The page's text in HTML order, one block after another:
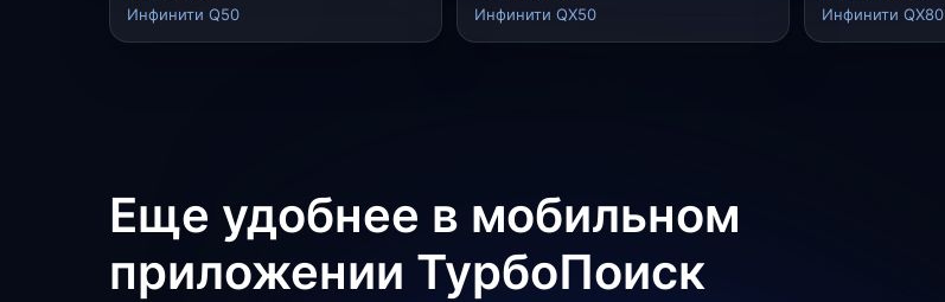
Инфинити Q50 Инфинити QX50 Инфинити QX80
Еще удобнее в мобильном
приложении ТурбоПоиск